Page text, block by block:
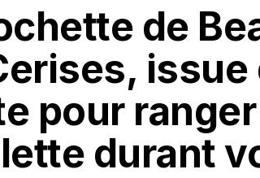
de
pour
durant